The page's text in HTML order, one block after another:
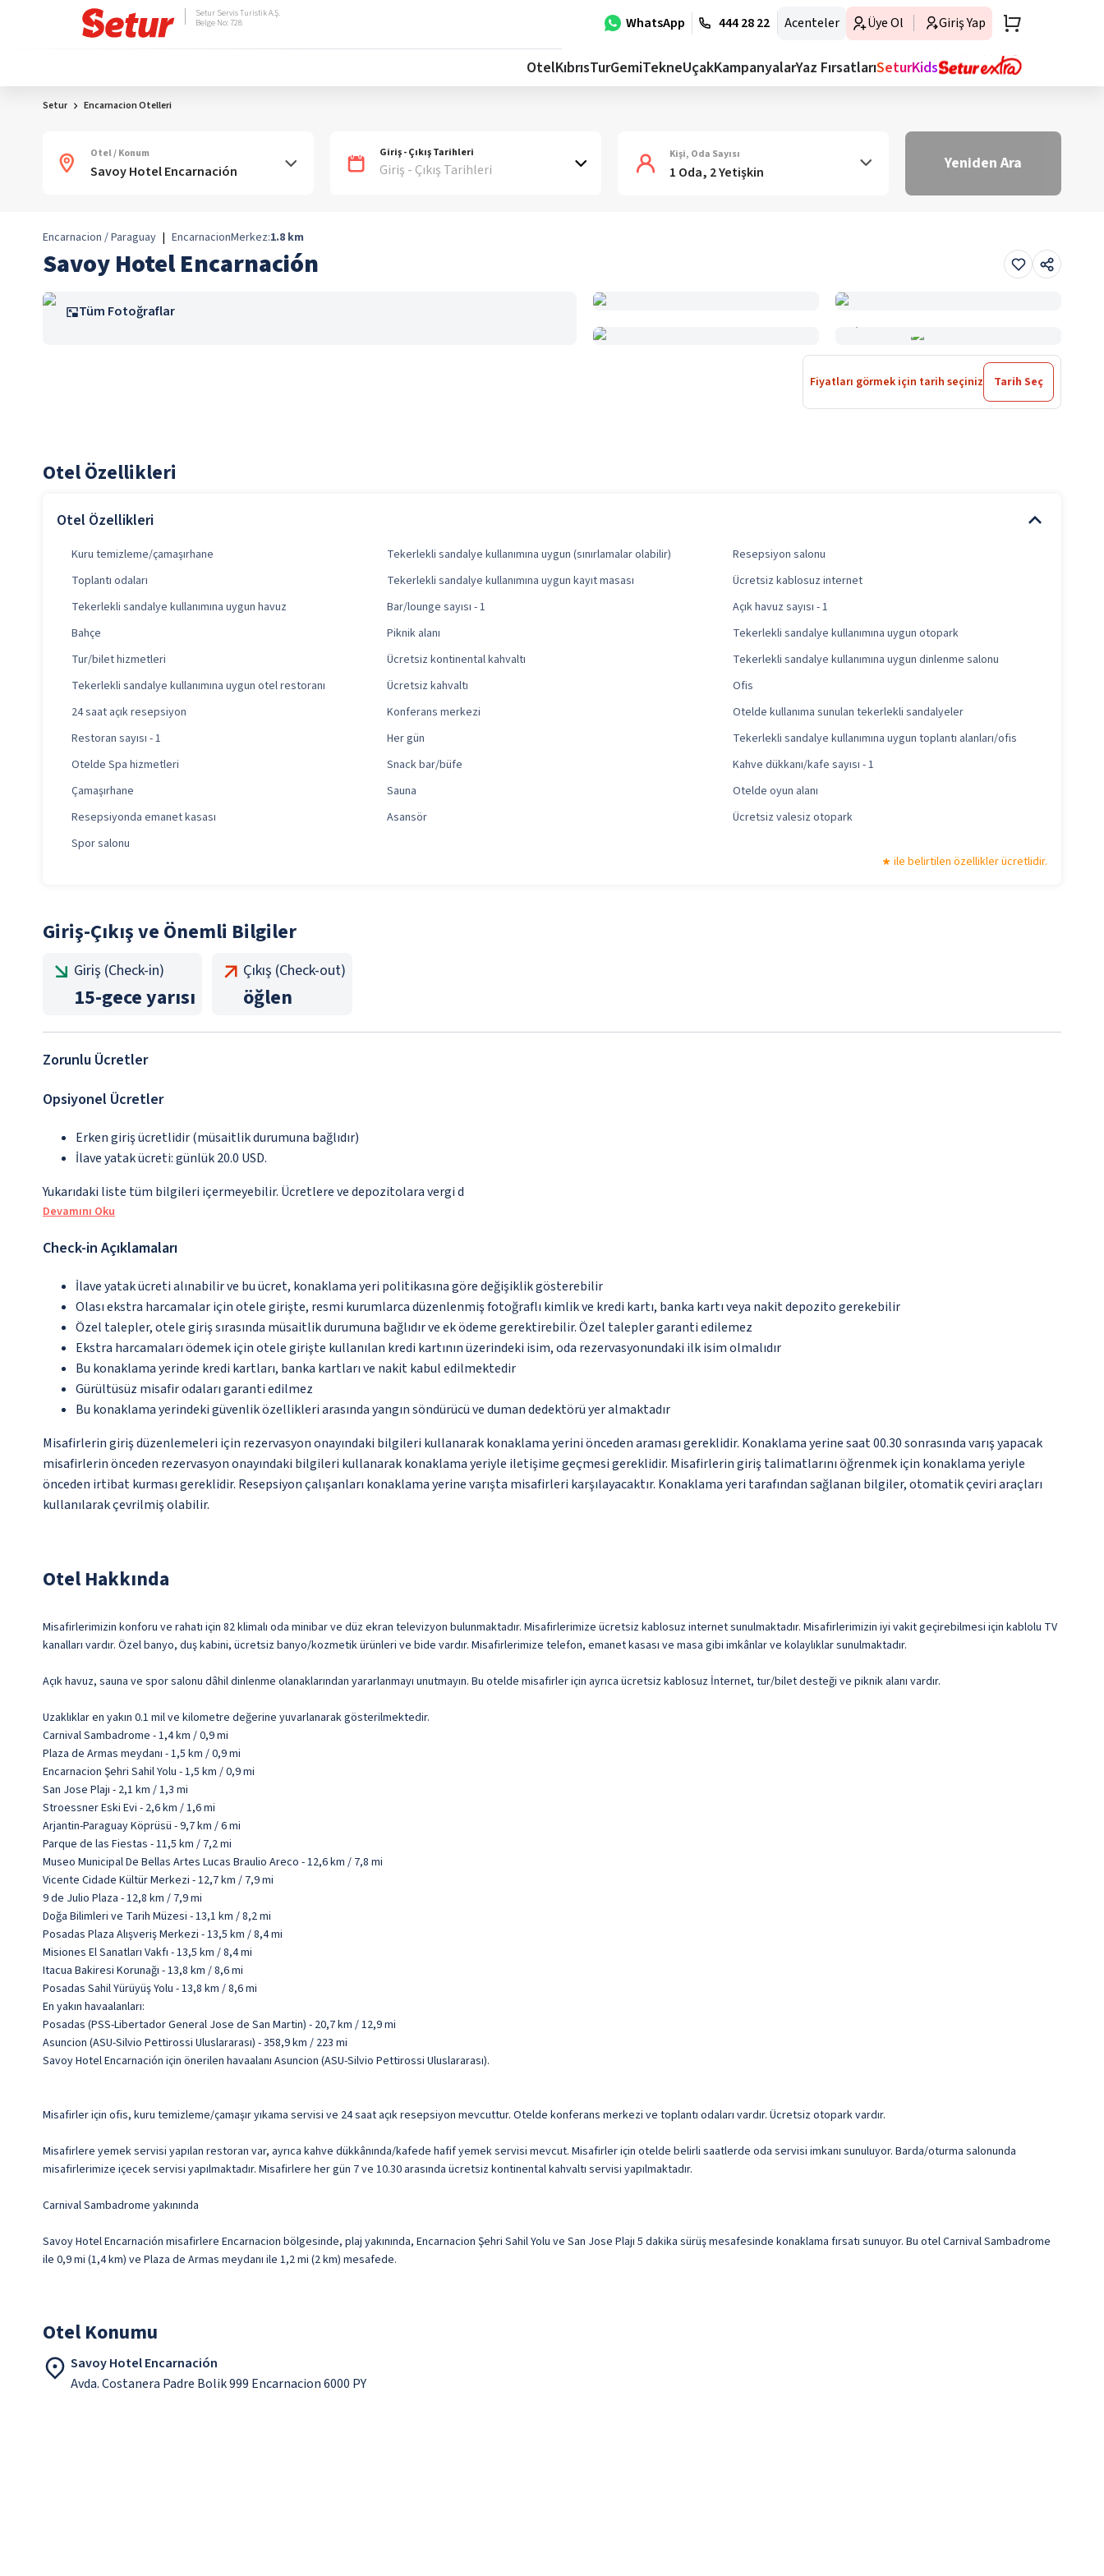
WhatsApp 444 28 22 Acenteler Üye Ol Giriş Yap
Setur Servis Turistik A.Ş.
Belge No: 728
OtelKıbrısTurGemiTekneUçakKampanyalarYaz FırsatlarıSeturKids
Setur Encarnacion Otelleri
Otel / Konum Giriş - Çıkış Tarihleri
Giriş - Çıkış Tarihleri
Kişi, Oda Sayısı
1 Oda, 2 Yetişkin Yeniden Ara
Encarnacion / Paraguay | EncarnacionMerkez:1.8 km
Savoy Hotel Encarnación
Tüm Fotoğraflar
Fiyatları görmek için tarih seçiniz Tarih Seç
Otel Özellikleri
Otel Özellikleri
Kuru temizleme/çamaşırhane Tekerlekli sandalye kullanımına uygun (sınırlamalar olabilir)
Resepsiyon salonu
Toplantı odaları
Tekerlekli sandalye kullanımına uygun kayıt masası
Ücretsiz kablosuz internet
Tekerlekli sandalye kullanımına uygun havuz
Bar/lounge sayısı - 1
Açık havuz sayısı - 1
Bahçe
Piknik alanı
Tekerlekli sandalye kullanımına uygun otopark
Tur/bilet hizmetleri
Ücretsiz kontinental kahvaltı
Tekerlekli sandalye kullanımına uygun dinlenme salonu
Tekerlekli sandalye kullanımına uygun otel restoranı
Ücretsiz kahvaltı
Ofis
24 saat açık resepsiyon
Konferans merkezi
Otelde kullanıma sunulan tekerlekli sandalyeler
Restoran sayısı - 1
Her gün
Tekerlekli sandalye kullanımına uygun toplantı alanları/ofis
Otelde Spa hizmetleri
Snack bar/büfe
Kahve dükkanı/kafe sayısı - 1
Çamaşırhane
Sauna
Otelde oyun alanı
Resepsiyonda emanet kasası
Asansör
Ücretsiz valesiz otopark
Spor salonu
ile belirtilen özellikler ücretlidir.
Giriş-Çıkış ve Önemli Bilgiler
Giriş (Check-in)
15-gece yarısı
Çıkış (Check-out)
öğlen
Zorunlu Ücretler
Opsiyonel Ücretler
Erken giriş ücretlidir (müsaitlik durumuna bağlıdır)
İlave yatak ücreti: günlük 20.0 USD.
Yukarıdaki liste tüm bilgileri içermeyebilir. Ücretlere ve depozitolara vergi d
Devamını Oku
Check-in Açıklamaları
İlave yatak ücreti alınabilir ve bu ücret, konaklama yeri politikasına göre değişiklik gösterebilir
Olası ekstra harcamalar için otele girişte, resmi kurumlarca düzenlenmiş fotoğraflı kimlik ve kredi kartı, banka kartı veya nakit depozito gerekebilir
Özel talepler, otele giriş sırasında müsaitlik durumuna bağlıdır ve ek ödeme gerektirebilir. Özel talepler garanti edilemez
Ekstra harcamaları ödemek için otele girişte kullanılan kredi kartının üzerindeki isim, oda rezervasyonundaki ilk isim olmalıdır
Bu konaklama yerinde kredi kartları, banka kartları ve nakit kabul edilmektedir
Gürültüsüz misafir odaları garanti edilmez
Bu konaklama yerindeki güvenlik özellikleri arasında yangın söndürücü ve duman dedektörü yer almaktadır
Misafirlerin giriş düzenlemeleri için rezervasyon onayındaki bilgileri kullanarak konaklama yerini önceden araması gereklidir. Konaklama yerine saat 00.30 sonrasında varış yapacak
misafirlerin önceden rezervasyon onayındaki bilgileri kullanarak konaklama yeriyle iletişime geçmesi gereklidir. Misafirlerin giriş talimatlarını öğrenmek için konaklama yeriyle
önceden irtibat kurması gereklidir. Resepsiyon çalışanları konaklama yerine varışta misafirleri karşılayacaktır. Konaklama yeri tarafından sağlanan bilgiler, otomatik çeviri araçları
kullanılarak çevrilmiş olabilir.
Otel Hakkında
Misafirlerimizin konforu ve rahatı için 82 klimalı oda minibar ve düz ekran televizyon bulunmaktadır. Misafirlerimize ücretsiz kablosuz internet sunulmaktadır. Misafirlerimizin iyi vakit geçirebilmesi için kablolu TV
kanalları vardır. Özel banyo, duş kabini, ücretsiz banyo/kozmetik ürünleri ve bide vardır. Misafirlerimize telefon, emanet kasası ve masa gibi imkânlar ve kolaylıklar sunulmaktadır.
Açık havuz, sauna ve spor salonu dâhil dinlenme olanaklarından yararlanmayı unutmayın. Bu otelde misafirler için ayrıca ücretsiz kablosuz İnternet, tur/bilet desteği ve piknik alanı vardır.
Uzaklıklar en yakın 0.1 mil ve kilometre değerine yuvarlanarak gösterilmektedir.
Carnival Sambadrome - 1,4 km / 0,9 mi
Plaza de Armas meydanı - 1,5 km / 0,9 mi
Encarnacion Şehri Sahil Yolu - 1,5 km / 0,9 mi
San Jose Plajı - 2,1 km / 1,3 mi
Stroessner Eski Evi - 2,6 km / 1,6 mi
Arjantin-Paraguay Köprüsü - 9,7 km / 6 mi
Parque de las Fiestas - 11,5 km / 7,2 mi
Museo Municipal De Bellas Artes Lucas Braulio Areco - 12,6 km / 7,8 mi
Vicente Cidade Kültür Merkezi - 12,7 km / 7,9 mi
9 de Julio Plaza - 12,8 km / 7,9 mi
Doğa Bilimleri ve Tarih Müzesi - 13,1 km / 8,2 mi
Posadas Plaza Alışveriş Merkezi - 13,5 km / 8,4 mi
Misiones El Sanatları Vakfı - 13,5 km / 8,4 mi
Itacua Bakiresi Korunağı - 13,8 km / 8,6 mi
Posadas Sahil Yürüyüş Yolu - 13,8 km / 8,6 mi
En yakın havaalanları:
Posadas (PSS-Libertador General Jose de San Martin) - 20,7 km / 12,9 mi
Asuncion (ASU-Silvio Pettirossi Uluslararası) - 358,9 km / 223 mi
Savoy Hotel Encarnación için önerilen havaalanı Asuncion (ASU-Silvio Pettirossi Uluslararası).
Misafirler için ofis, kuru temizleme/çamaşır yıkama servisi ve 24 saat açık resepsiyon mevcuttur. Otelde konferans merkezi ve toplantı odaları vardır. Ücretsiz otopark vardır.
Misafirlere yemek servisi yapılan restoran var, ayrıca kahve dükkânında/kafede hafif yemek servisi mevcut. Misafirler için otelde belirli saatlerde oda servisi imkanı sunuluyor. Barda/oturma salonunda
misafirlerimize içecek servisi yapılmaktadır. Misafirlere her gün 7 ve 10.30 arasında ücretsiz kontinental kahvaltı servisi yapılmaktadır.
Carnival Sambadrome yakınında
Savoy Hotel Encarnación misafirlere Encarnacion bölgesinde, plaj yakınında, Encarnacion Şehri Sahil Yolu ve San Jose Plajı 5 dakika sürüş mesafesinde konaklama fırsatı sunuyor. Bu otel Carnival Sambadrome
ile 0,9 mi (1,4 km) ve Plaza de Armas meydanı ile 1,2 mi (2 km) mesafede.
Otel Konumu
Savoy Hotel Encarnación
Avda. Costanera Padre Bolik 999 Encarnacion 6000 PY